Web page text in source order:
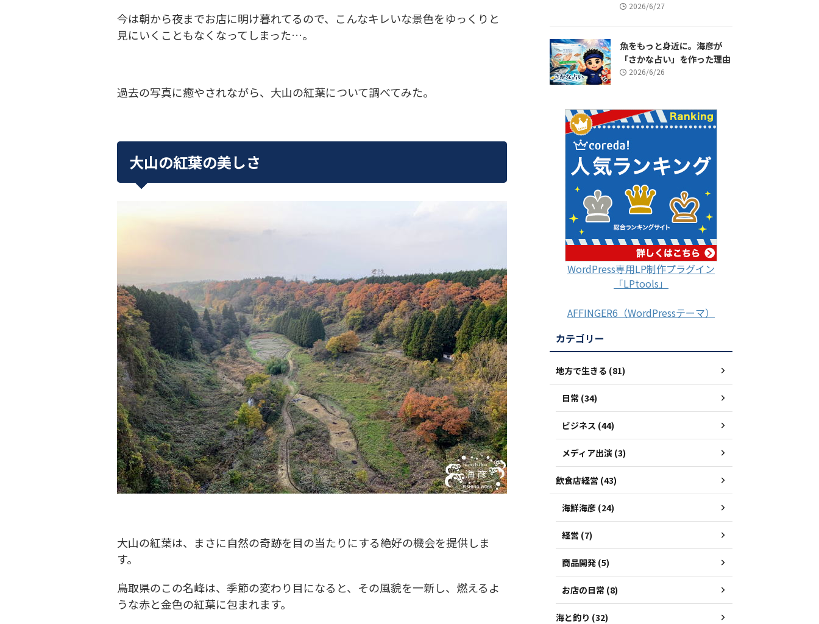
今は朝から夜までお店に明け暮れてるので、こんなキレいな景色をゆっくりと
見にいくこともなくなってしまった…。
過去の写真に癒やされながら、大山の紅葉について調べてみた。
大山の紅葉の美しさ
大山の紅葉は、まさに自然の奇跡を目の当たりにする絶好の機会を提供しま
す。
鳥取県のこの名峰は、季節の変わり目になると、その風貌を一新し、燃えるよ
うな赤と金色の紅葉に包まれます。
2026/6/27
魚をもっと身近に。海彦が
「さかな占い」を作った理由
2026/6/26
WordPress専用LP制作プラグイン
「LPtools」
AFFINGER6（WordPressテーマ）
カテゴリー
地方で生きる (81)
日常 (34)
ビジネス (44)
メディア出演 (3)
飲食店経営 (43)
海鮮海彦 (24)
経営 (7)
商品開発 (5)
お店の日常 (8)
海と釣り (32)